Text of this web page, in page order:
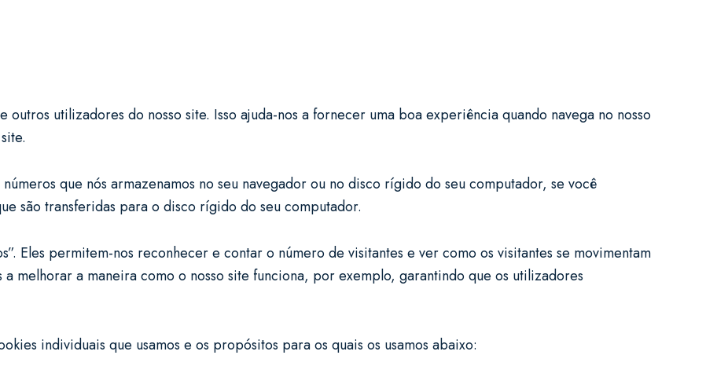
utilizadores do nosso site. Isso ajuda-nos a fornecer uma boa experiência quando navega no nosso
que nós armazenamos no seu navegador ou no disco rígido do seu computador, se você
são transferidas para o disco rígido do seu computador.
Eles permitem-nos reconhecer e contar o número de visitantes e ver como os visitantes se movimentam
a melhorar a maneira como o nosso site funciona, por exemplo, garantindo que os utilizadores
individuais que usamos e os propósitos para os quais os usamos abaixo: